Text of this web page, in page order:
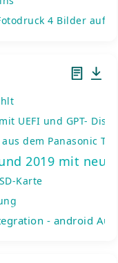
4 Bilder auf
UEFI und GPT- Disks
dem Panasonic TV
2019 mit
Karte
- android